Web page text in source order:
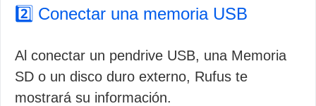
2️⃣ Conectar una memoria USB
Al conectar un pendrive USB, una Memoria
SD o un disco duro externo, Rufus te
mostrará su información.